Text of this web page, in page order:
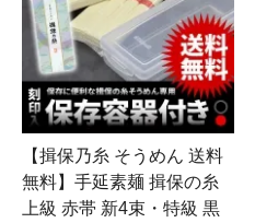
【揖保乃糸 そうめん 送料
無料】手延素麺 揖保の糸
上級 赤帯 新4束・特級 黒